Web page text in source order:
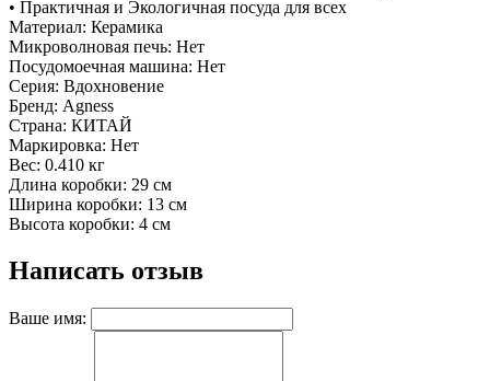
• Практичная и Экологичная посуда для всех
Материал: Керамика
Микроволновая печь: Нет
Посудомоечная машина: Нет
Серия: Вдохновение
Бренд: Agness
Страна: КИТАЙ
Маркировка: Нет
Вес: 0.410 кг
Длина коробки: 29 см
Ширина коробки: 13 см
Высота коробки: 4 см
Написать отзыв
Ваше имя: